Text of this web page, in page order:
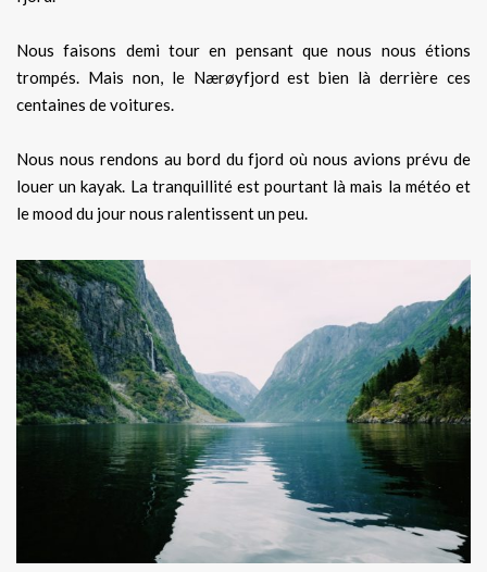
Nous faisons demi tour en pensant que nous nous étions
trompés. Mais non, le Nærøyfjord est bien là derrière ces
centaines de voitures.
Nous nous rendons au bord du fjord où nous avions prévu de
louer un kayak. La tranquillité est pourtant là mais la météo et
le mood du jour nous ralentissent un peu.